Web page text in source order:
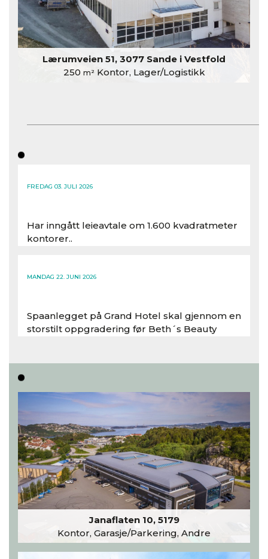
Lærumveien 51, 3077 Sande i Vestfold
250 m²Kontor, Lager/Logistikk
FREDAG 03. JULI 2026
Har inngått leieavtale om 1.600 kvadratmeter
kontorer..
MANDAG 22. JUNI 2026
Spaanlegget på Grand Hotel skal gjennom en
storstilt oppgradering før Beth´s Beauty
Les hele artikkelen
Janaflaten 10, 5179
Kontor, Garasje/Parkering, Andre